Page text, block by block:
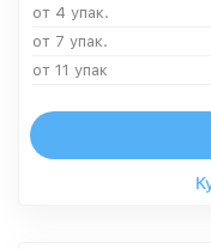
от 4 упак.
от 7 упак.
от 11 упак